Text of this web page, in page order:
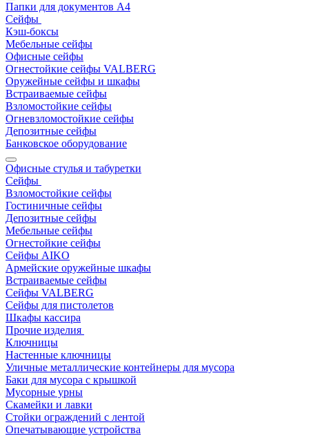
Папки для документов A4
Сейфы
Кэш-боксы
Мебельные сейфы
Офисные сейфы
Огнестойкие сейфы VALBERG
Оружейные сейфы и шкафы
Встраиваемые сейфы
Взломостойкие сейфы
Огневзломостойкие сейфы
Депозитные сейфы
Банковское оборудование
Офисные стулья и табуретки
Сейфы
Взломостойкие сейфы
Гостиничные сейфы
Депозитные сейфы
Мебельные сейфы
Огнестойкие сейфы
Сейфы AIKO
Армейские оружейные шкафы
Встраиваемые сейфы
Сейфы VALBERG
Сейфы для пистолетов
Шкафы кассира
Прочие изделия
Ключницы
Настенные ключницы
Уличные металлические контейнеры для мусора
Баки для мусора с крышкой
Мусорные урны
Скамейки и лавки
Стойки ограждений с лентой
Опечатывающие устройства